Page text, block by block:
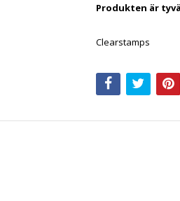
Produkten är
Clearstamps